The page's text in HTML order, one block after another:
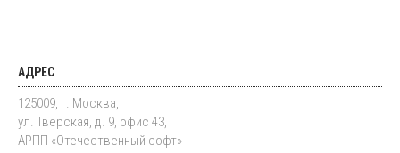
АДРЕС
125009, г. Москва,
ул. Тверская, д. 9, офис 43,
АРПП «Отечественный софт»